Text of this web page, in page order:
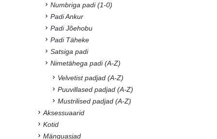
Numbriga padi (1-0)
Padi Ankur
Padi Jõehobu
Padi Täheke
Satsiga padi
Nimetähega padi (A-Z)
Velvetist padjad (A-Z)
Puuvillased padjad (A-Z)
Mustrilised padjad (A-Z)
Aksessuaarid
Kotid
Mänguasjad